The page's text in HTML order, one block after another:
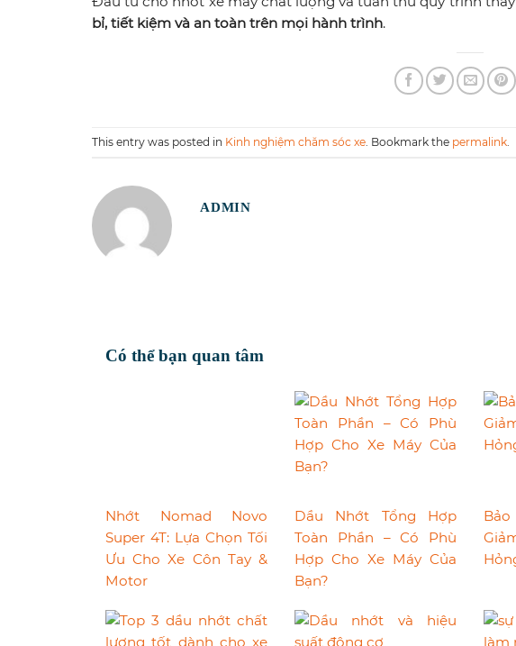
bỉ, tiết kiệm và an toàn trên mọi hành trình.
This entry was posted in Kinh nghiệm chăm sóc xe . Bookmark the permalink
ADMIN
Có thể bạn quan tâm
Nhớt Nomad Novo
Super 4T: Lựa Chọn Tối
Ưu Cho Xe Côn Tay &
Motor
Dầu Nhớt Tổng Hợp
Toàn Phần – Có Phù
Hợp Cho Xe Máy Của
Bạn?